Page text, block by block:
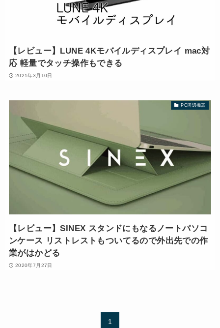
【レビュー】LUNE 4Kモバイルディスプレイ mac対
応 軽量でタッチ操作もできる
2021年3月10日
PC周辺機器
【レビュー】SINEX スタンドにもなるノートパソコ
ンケース リストレストもついてるので外出先での作
業がはかどる
2020年7月27日
1